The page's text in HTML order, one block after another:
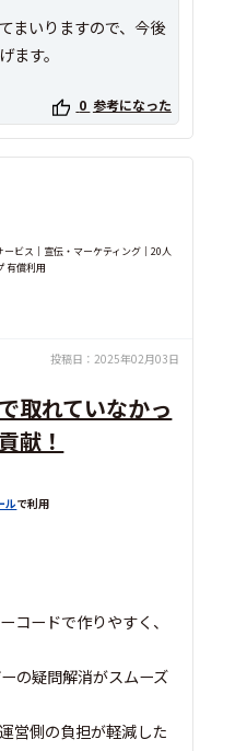
まいりますので、今後
ます。
0 参考になった
ビス｜宣伝・マーケティング｜20人
有償利用
投稿日： 2025年02月03日
取れていなかっ
献！
ルで利用
コードで作りやすく、
の疑問解消がスムーズ
営側の負担が軽減した